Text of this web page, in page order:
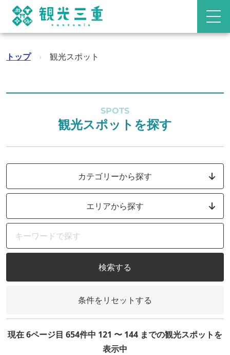
トップ › 観光スポット
SPOTS
観光スポットを探す
カテゴリーから探す
エリアから探す
検索する
条件をリセットする
現在 6ページ目 654件中 121 〜 144 までの観光スポットを
表示中